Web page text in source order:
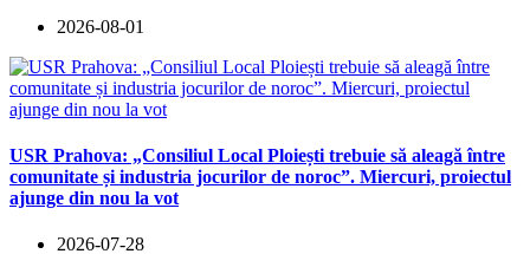
2026-08-01
USR Prahova: „Consiliul Local Ploiești trebuie să aleagă între
comunitate și industria jocurilor de noroc”. Miercuri, proiectul
ajunge din nou la vot
2026-07-28